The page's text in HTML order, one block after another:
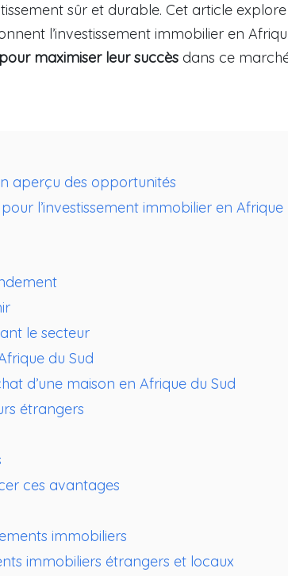
sûr et durable. Cet article explore
l’investissement immobilier en
maximiser leur succès dans ce
aperçu des opportunités
l’investissement immobilier en Afrique
le secteur
du Sud
d’une maison en Afrique du Sud
étrangers
ces avantages
immobiliers
immobiliers étrangers et locaux